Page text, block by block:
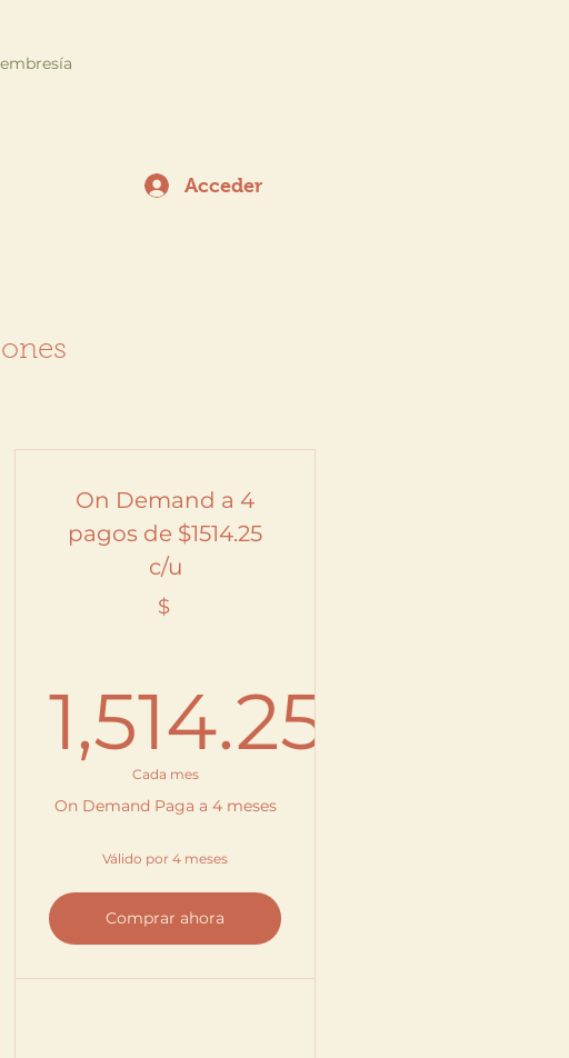
Acceder
On Demand a 4
pagos de $1514.25
c/u
$
1,514.25
1,514.25$
Cada mes
On Demand Paga a 4 meses
Válido por 4 meses
Comprar ahora